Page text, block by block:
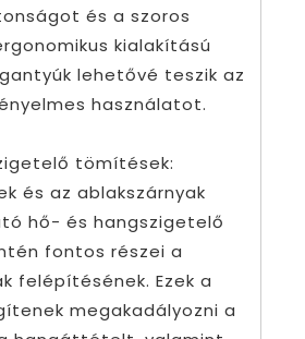
és a szoros
kialakítású
lehetővé teszik az
használatot.
tömítések:
és az ablakszárnyak
hő- és hangszigetelő
fontos részei a
felépítésének. Ezek a
megakadályozni a